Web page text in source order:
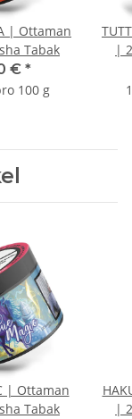
| Ottaman
Tabak
€ *
100 g
|
| Ottaman
Tabak
|